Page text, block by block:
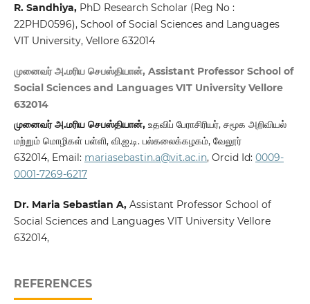
R. Sandhiya, PhD Research Scholar (Reg No :
22PHD0596), School of Social Sciences and Languages
VIT University, Vellore 632014
முனைவர் அ.மரிய செபஸ்தியான், Assistant Professor School of
Social Sciences and Languages VIT University Vellore
632014
முனைவர் அ.மரிய செபஸ்தியான், உதவிப் பேராசிரியர், சமூக அறிவியல்
மற்றும் மொழிகள் பள்ளி, வி.ஐ.டி. பல்கலைக்கழகம், வேலூர்
632014, Email: mariasebastin.a@vit.ac.in, Orcid Id: 0009-
0001-7269-6217
Dr. Maria Sebastian A, Assistant Professor School of
Social Sciences and Languages VIT University Vellore
632014,
REFERENCES